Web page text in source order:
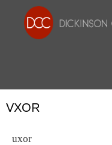
VXOR
uxor